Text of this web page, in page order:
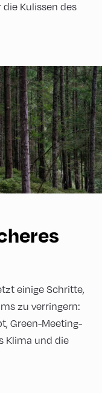
Kulissen des
einige Schritte,
zu verringern:
Green-Meeting-
Klima und die